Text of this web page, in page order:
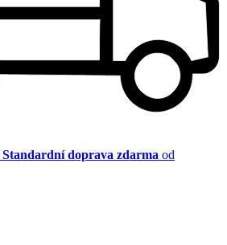
doprava zdarma od